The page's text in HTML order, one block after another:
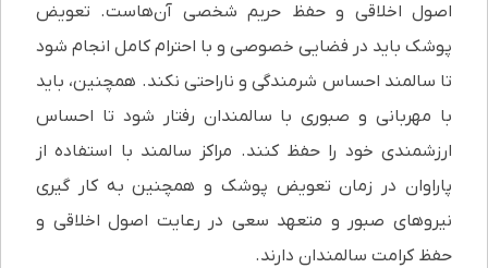
اصول اخلاقی و حفظ حریم شخصی آن‌هاست. تعویض
پوشک باید در فضایی خصوصی و با احترام کامل انجام شود
تا سالمند احساس شرمندگی و ناراحتی نکند. همچنین، باید
با مهربانی و صبوری با سالمندان رفتار شود تا احساس
ارزشمندی خود را حفظ کنند. مراکز سالمند با استفاده از
پاراوان در زمان تعویض پوشک و همچنین به کار گیری
نیروهای صبور و متعهد سعی در رعایت اصول اخلاقی و
حفظ کرامت سالمندان دارند.